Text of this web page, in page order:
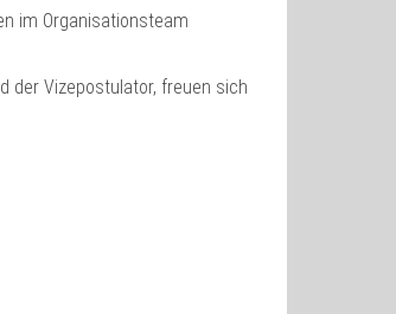
im Organisationsteam
der Vizepostulator, freuen sich